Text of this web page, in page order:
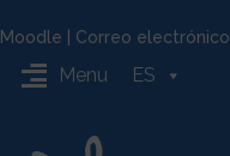
Moodle Correo electrónico
Menu ES